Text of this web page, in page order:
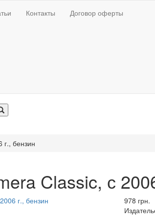
Контакты Договор оферты
г., бензин
Classic, с
978 грн.